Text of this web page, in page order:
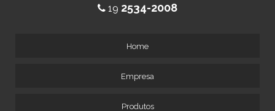
19 2534-2008
Home
Empresa
Produtos